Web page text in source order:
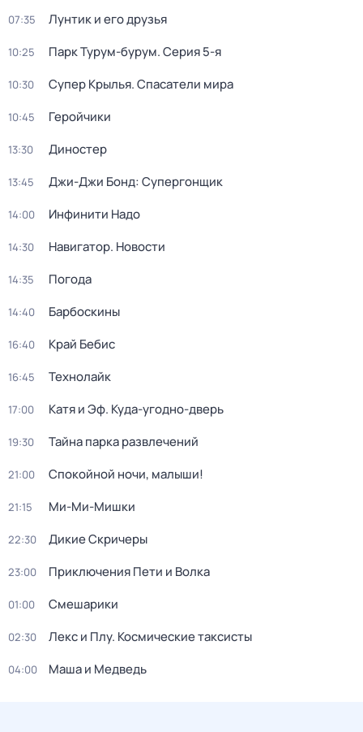
07:35 Лунтик и его друзья
10:25 Парк Турум-бурум. Серия 5-я
10:30 Супер Крылья. Спасатели мира
10:45 Геройчики
13:30 Диностер
13:45 Джи-Джи Бонд: Супергонщик
14:00 Инфинити Надо
14:30 Навигатор. Новости
14:35 Погода
14:40 Барбоскины
16:40 Край Бебис
16:45 Технолайк
17:00 Катя и Эф. Куда-угодно-дверь
19:30 Тайна парка развлечений
21:00 Спокойной ночи, малыши!
21:15 Ми-Ми-Мишки
22:30 Дикие Скричеры
23:00 Приключения Пети и Волка
01:00 Смешарики
02:30 Лекс и Плу. Космические таксисты
04:00 Маша и Медведь